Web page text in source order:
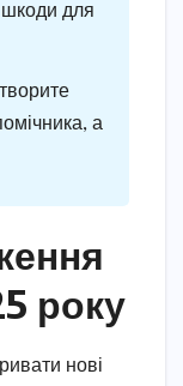
шкоди для
а
року
нові